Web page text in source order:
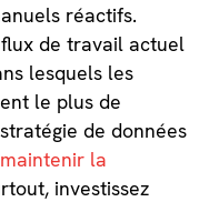
réactifs.
de travail actuel
lesquels les
le plus de
de données
maintenir la
investissez